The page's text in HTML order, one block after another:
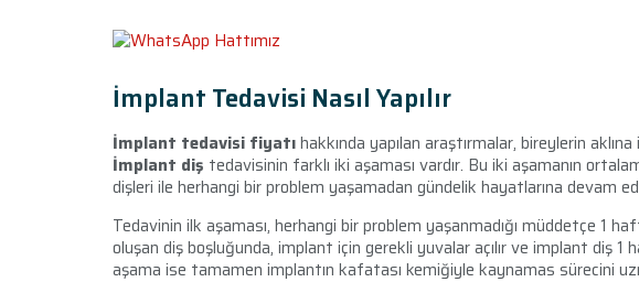
İmplant Tedavisi Nasıl Yapılır
İmplant tedavisi fiyatıhakkında yapılan araştırmalar, bireylerin
İmplant diş tedavisinin farklı iki aşaması vardır. Bu iki aşamanın
dişleri ile herhangi bir problem yaşamadan gündelik hayatlarına devam
Tedavinin ilk aşaması, herhangi bir problem yaşanmadığı müddetçe 1
oluşan diş boşluğunda, implant için gerekli yuvalar açılır ve implant diş 1
aşama ise tamamen implantın kafatası kemiğiyle kaynamas sürecini